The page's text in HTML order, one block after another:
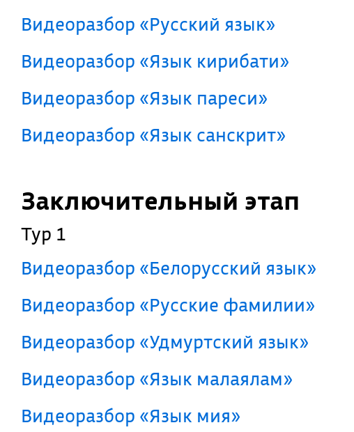
Видеоразбор «Русский язык»
Видеоразбор «Язык кирибати»
Видеоразбор «Язык пареси»
Видеоразбор «Язык санскрит»
Заключительный этап
Тур 1
Видеоразбор «Белорусский язык»
Видеоразбор «Русские фамилии»
Видеоразбор «Удмуртский язык»
Видеоразбор «Язык малаялам»
Видеоразбор «Язык мия»